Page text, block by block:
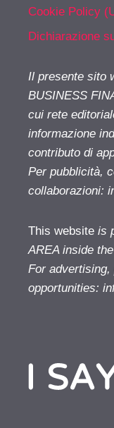
Cookie Policy
Dichiarazione
Il presente sito
BUSINESS
cui rete
informazione
contributo di
Per pubblicità,
collaborazioni:
This website is
AREA inside
For
opportunities: